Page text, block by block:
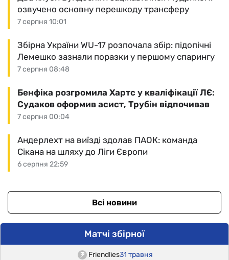
7 серпня 10:01
озвучено основну перешкоду трансферу
7 серпня 08:48
Збірна України WU-17 розпочала збір: підопічні
Лемешко зазнали поразки у першому спарингу
7 серпня 00:04
Бенфіка розгромила Хартс у кваліфікації ЛЄ:
Судаков оформив асист, Трубін відпочивав
6 серпня 22:59
Андерлехт на виїзді здолав ПАОК: команда
Сікана на шляху до Ліги Європи
Всі новини
Матчі збірної
Friendlies31 травня